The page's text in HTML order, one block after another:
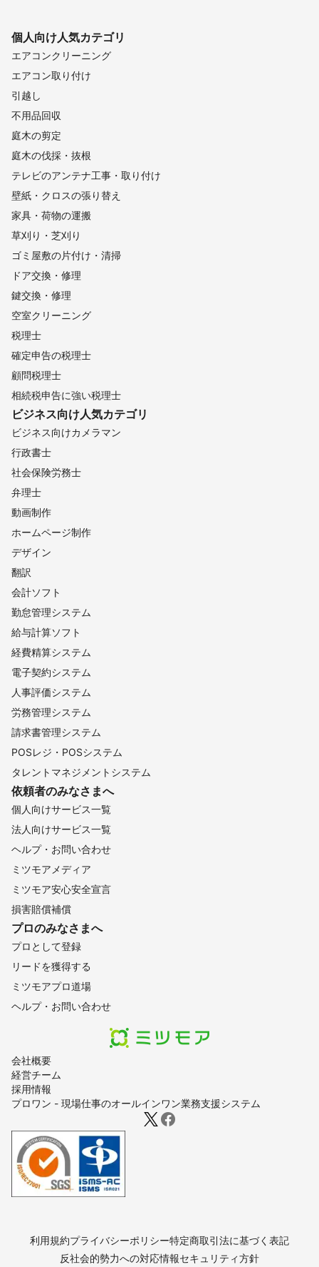
会社概要
経営チーム
採用情報
プロワン - 現場仕事のオールインワン業務支援システム
個人向け人気カテゴリ
エアコンクリーニング
エアコン取り付け
引越し
不用品回収
庭木の剪定
庭木の伐採・抜根
テレビのアンテナ工事・取り付け
壁紙・クロスの張り替え
家具・荷物の運搬
草刈り・芝刈り
ゴミ屋敷の片付け・清掃
ドア交換・修理
鍵交換・修理
空室クリーニング
税理士
確定申告の税理士
顧問税理士
相続税申告に強い税理士
ビジネス向け人気カテゴリ
ビジネス向けカメラマン
行政書士
社会保険労務士
弁理士
動画制作
ホームページ制作
デザイン
翻訳
会計ソフト
勤怠管理システム
給与計算ソフト
経費精算システム
電子契約システム
人事評価システム
労務管理システム
請求書管理システム
POSレジ・POSシステム
タレントマネジメントシステム
依頼者のみなさまへ
個人向けサービス一覧
法人向けサービス一覧
ヘルプ・お問い合わせ
ミツモアメディア
ミツモア安心安全宣言
損害賠償補償
プロのみなさまへ
プロとして登録
リードを獲得する
ミツモアプロ道場
ヘルプ・お問い合わせ
利用規約プライバシーポリシー特定商取引法に基づく表記
反社会的勢力への対応情報セキュリティ方針